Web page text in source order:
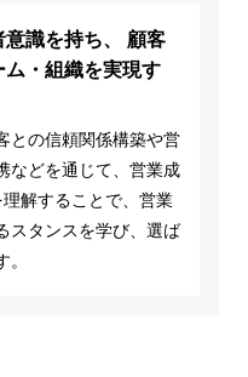
識を持ち、 顧客
・組織を実現す
との信頼関係構築や営
などを通じて、営業成
解することで、営業
スタンスを学び、選ば